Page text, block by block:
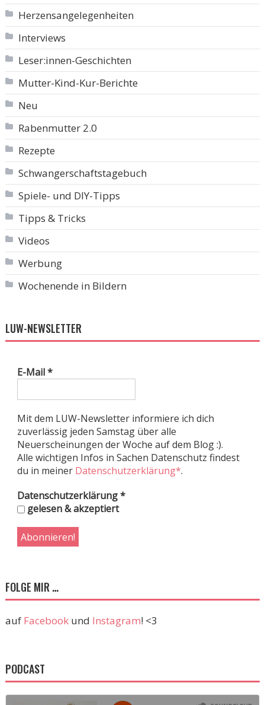
Herzensangelegenheiten
Interviews
Leser:innen-Geschichten
Mutter-Kind-Kur-Berichte
Neu
Rabenmutter 2.0
Rezepte
Schwangerschaftstagebuch
Spiele- und DIY-Tipps
Tipps & Tricks
Videos
Werbung
Wochenende in Bildern
LUW-NEWSLETTER
E-Mail*
Mit dem LUW-Newsletter informiere ich dich
zuverlässig jeden Samstag über alle
Neuerscheinungen der Woche auf dem Blog :).
Alle wichtigen Infos in Sachen Datenschutz findest
du in meiner Datenschutzerklärung*.
Datenschutzerklärung*
gelesen & akzeptiert
FOLGE MIR …
auf Facebookund Instagram! <3
PODCAST